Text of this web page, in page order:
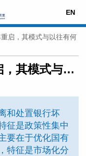
EN
启，其模式与以往有何
债转股试点时隔17年重启，其模式与以往有何不同？
和处置银行坏
征是政策性集中
要在于优化国有
特征是市场化分